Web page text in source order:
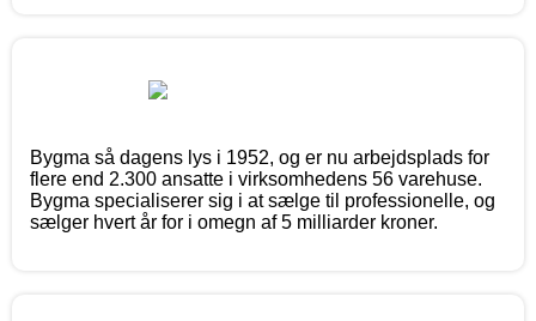
Bygma så dagens lys i 1952, og er nu arbejdsplads for
flere end 2.300 ansatte i virksomhedens 56 varehuse.
Bygma specialiserer sig i at sælge til professionelle, og
sælger hvert år for i omegn af 5 milliarder kroner.